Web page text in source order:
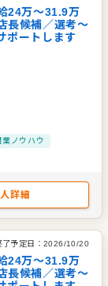
24万〜31.9万
長候補／選考～
ポートします
業ノウハウ
詳細
予定日： 2026/10/20
24万〜31.9万
長候補／選考～